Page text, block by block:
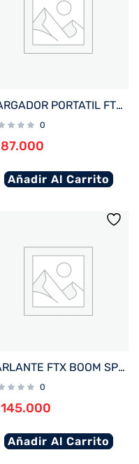
CARGADOR PORTATIL FTX 10000MAH 22.5W PB-10LCD-BK POWER BANK NEGRO
0
87.000
Añadir Al Carrito
PARLANTE FTX BOOM SP-16MBY 16W BT/BAT/AUX/FM/MICRO SD NEGRO/AMARILLO
0
145.000
Añadir Al Carrito